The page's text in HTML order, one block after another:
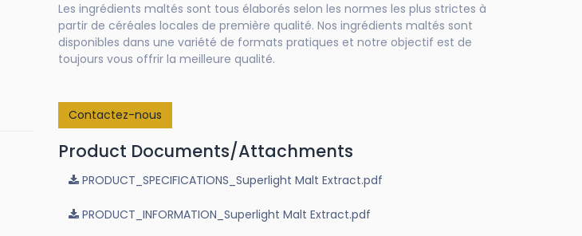
Les ingrédients maltés sont tous élaborés selon les normes les plus strictes à
partir de céréales locales de première qualité. Nos ingrédients maltés sont
disponibles dans une variété de formats pratiques et notre objectif est de
toujours vous offrir la meilleure qualité.
Contactez-nous
Product Documents/Attachments
PRODUCT_SPECIFICATIONS_Superlight Malt Extract.pdf
PRODUCT_INFORMATION_Superlight Malt Extract.pdf